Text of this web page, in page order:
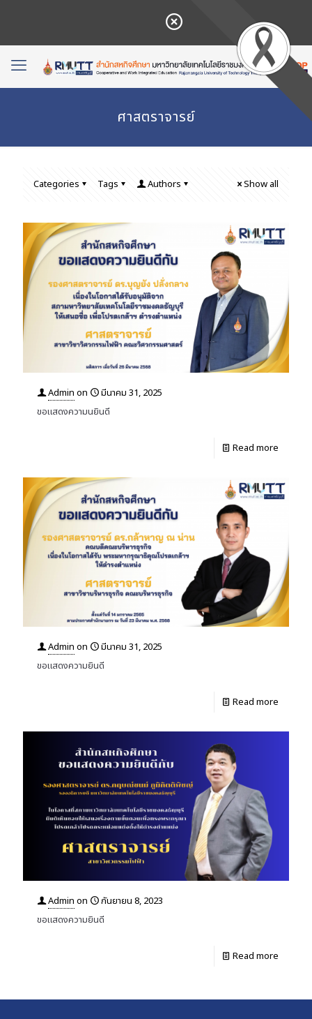
ศาสตราจารย์
Categories Tags Authors Show all
Admin on
มีนาคม 31, 2025
ขอแสดงความนยินดี
Read more
Admin on
มีนาคม 31, 2025
ขอแสดงความยินดี
Read more
Admin on
กันยายน 8, 2023
ขอแสดงความยินดี
Read more